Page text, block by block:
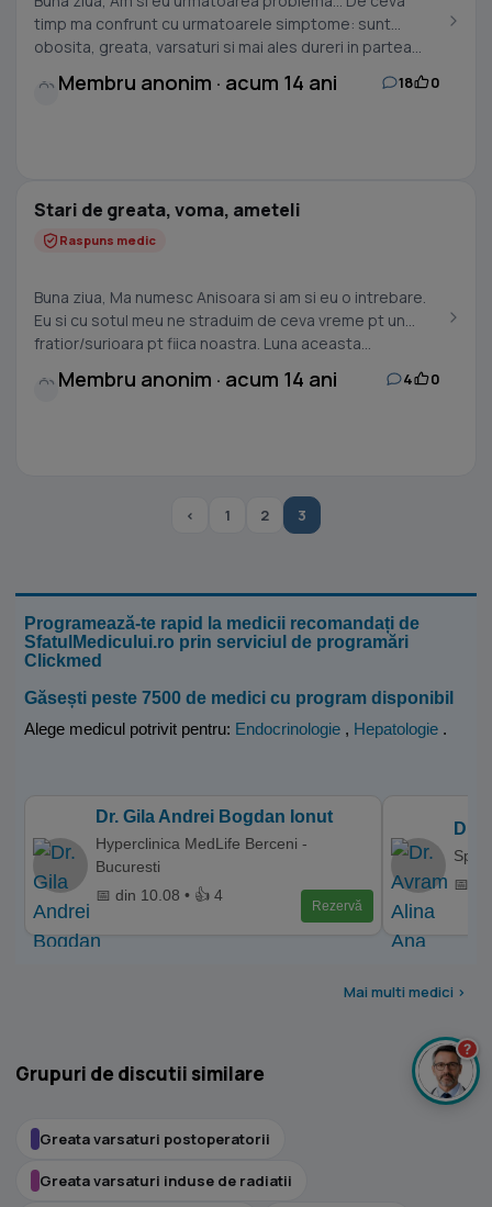
timp ma confrunt cu urmatoarele simptome: sunt
obosita, greata, varsaturi si mai ales dureri in partea...
Membru anonim · acum 14 ani 18 0
Stari de greata, voma, ameteli
Raspuns medic
Buna ziua, Ma numesc Anisoara si am si eu o intrebare.
Eu si cu sotul meu ne straduim de ceva vreme pt un
fratior/surioara pt fiica noastra. Luna aceasta...
Membru anonim · acum 14 ani 4 0
‹ 1 2 3
Programează-te rapid la medicii recomandați de
SfatulMedicului.ro prin serviciul de programări
Clickmed
Găsești peste 7500 de medici cu program disponibil
Alege medicul potrivit pentru: Endocrinologie , Hepatologie .
Dr. Gila Andrei Bogdan Ionut
Hyperclinica MedLife Berceni -
Bucuresti
📅 din 10.08 • 👍 4
Rezervă
Dr.
📅
Mai multi medici >
Grupuri de discutii similare
Greata varsaturi postoperatorii
Greata varsaturi induse de radiatii
?